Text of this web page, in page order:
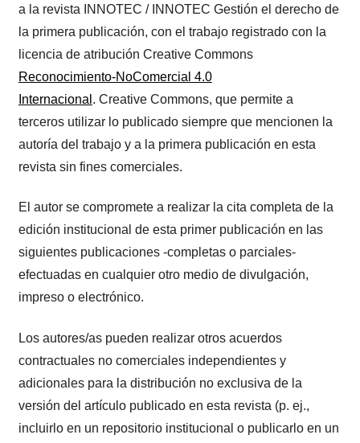
a la revista INNOTEC / INNOTEC Gestión el derecho de
la primera publicación, con el trabajo registrado con la
licencia de atribución Creative Commons
Reconocimiento-NoComercial 4.0
Internacional . Creative Commons, que permite a
terceros utilizar lo publicado siempre que mencionen la
autoría del trabajo y a la primera publicación en esta
revista sin fines comerciales.
El autor se compromete a realizar la cita completa de la
edición institucional de esta primer publicación en las
siguientes publicaciones -completas o parciales-
efectuadas en cualquier otro medio de divulgación,
impreso o electrónico.
Los autores/as pueden realizar otros acuerdos
contractuales no comerciales independientes y
adicionales para la distribución no exclusiva de la
versión del artículo publicado en esta revista (p. ej.,
incluirlo en un repositorio institucional o publicarlo en un